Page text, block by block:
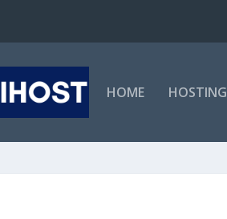
HOME HOSTING